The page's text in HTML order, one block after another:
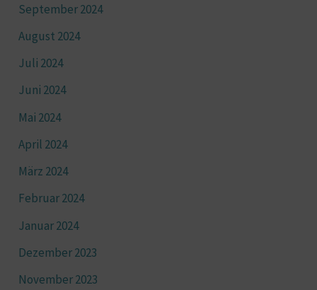
September 2024
August 2024
Juli 2024
Juni 2024
Mai 2024
April 2024
März 2024
Februar 2024
Januar 2024
Dezember 2023
November 2023